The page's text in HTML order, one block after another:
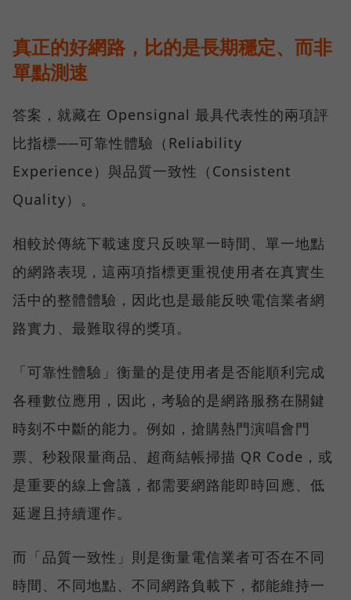
真正的好網路，比的是長期穩定、而非
單點測速
答案，就藏在 Opensignal 最具代表性的兩項評
比指標──可靠性體驗（Reliability
Experience）與品質一致性（Consistent
Quality）。
相較於傳統下載速度只反映單一時間、單一地點
的網路表現，這兩項指標更重視使用者在真實生
活中的整體體驗，因此也是最能反映電信業者網
路實力、最難取得的獎項。
「可靠性體驗」衡量的是使用者是否能順利完成
各種數位應用，因此，考驗的是網路服務在關鍵
時刻不中斷的能力。例如，搶購熱門演唱會門
票、秒殺限量商品、超商結帳掃描 QR Code，或
是重要的線上會議，都需要網路能即時回應、低
延遲且持續運作。
而「品質一致性」則是衡量電信業者可否在不同
時間、不同地點、不同網路負載下，都能維持一